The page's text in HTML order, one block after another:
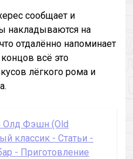
сообщает и
накладываются на
отдалённо напоминает
всё это
лёгкого рома и
Олд Фэшн (Old
классик - Статьи -
- Приготовление